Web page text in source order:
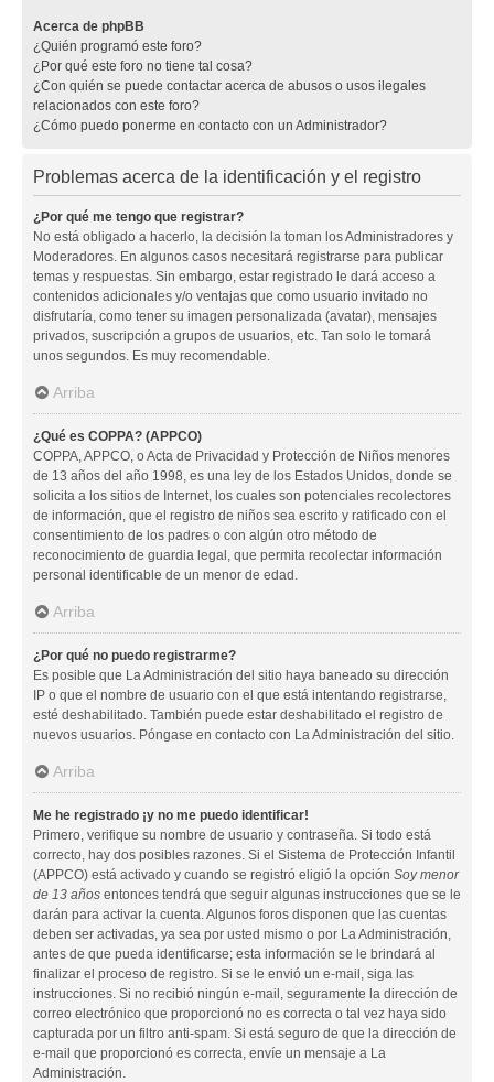
Acerca de phpBB
¿Quién programó este foro?
¿Por qué este foro no tiene tal cosa?
¿Con quién se puede contactar acerca de abusos o usos ilegales
relacionados con este foro?
¿Cómo puedo ponerme en contacto con un Administrador?
Problemas acerca de la identificación y el registro
¿Por qué me tengo que registrar?
No está obligado a hacerlo, la decisión la toman los Administradores y
Moderadores. En algunos casos necesitará registrarse para publicar
temas y respuestas. Sin embargo, estar registrado le dará acceso a
contenidos adicionales y/o ventajas que como usuario invitado no
disfrutaría, como tener su imagen personalizada (avatar), mensajes
privados, suscripción a grupos de usuarios, etc. Tan solo le tomará
unos segundos. Es muy recomendable.
Arriba
¿Qué es COPPA? (APPCO)
COPPA, APPCO, o Acta de Privacidad y Protección de Niños menores
de 13 años del año 1998, es una ley de los Estados Unidos, donde se
solicita a los sitios de Internet, los cuales son potenciales recolectores
de información, que el registro de niños sea escrito y ratificado con el
consentimiento de los padres o con algún otro método de
reconocimiento de guardia legal, que permita recolectar información
personal identificable de un menor de edad.
Arriba
¿Por qué no puedo registrarme?
Es posible que La Administración del sitio haya baneado su dirección
IP o que el nombre de usuario con el que está intentando registrarse,
esté deshabilitado. También puede estar deshabilitado el registro de
nuevos usuarios. Póngase en contacto con La Administración del sitio.
Arriba
Me he registrado ¡y no me puedo identificar!
Primero, verifique su nombre de usuario y contraseña. Si todo está
correcto, hay dos posibles razones. Si el Sistema de Protección Infantil
(APPCO) está activado y cuando se registró eligió la opción Soy menor
de 13 años entonces tendrá que seguir algunas instrucciones que se le
darán para activar la cuenta. Algunos foros disponen que las cuentas
deben ser activadas, ya sea por usted mismo o por La Administración,
antes de que pueda identificarse; esta información se le brindará al
finalizar el proceso de registro. Si se le envió un e-mail, siga las
instrucciones. Si no recibió ningún e-mail, seguramente la dirección de
correo electrónico que proporcionó no es correcta o tal vez haya sido
capturada por un filtro anti-spam. Si está seguro de que la dirección de
e-mail que proporcionó es correcta, envíe un mensaje a La
Administración.